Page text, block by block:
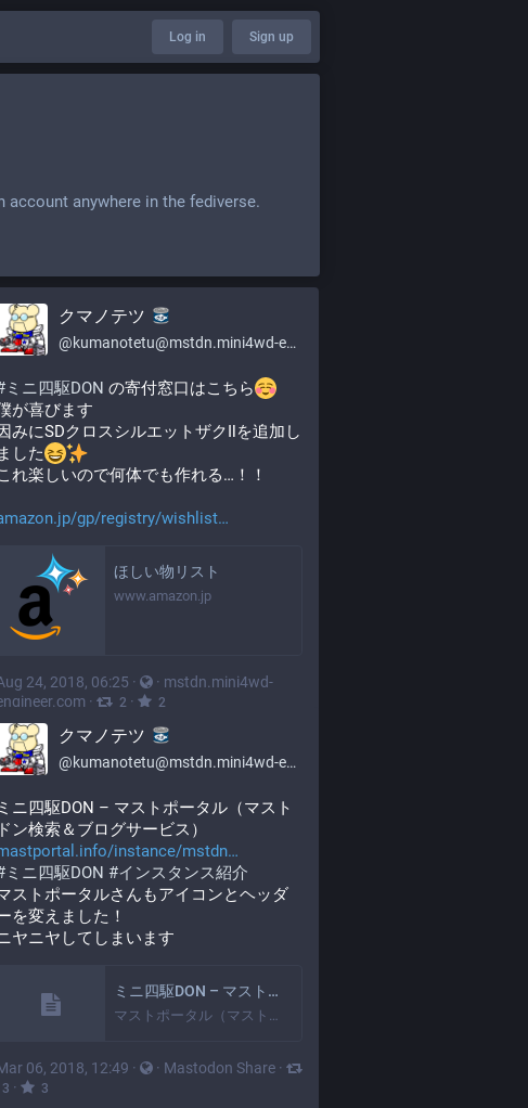
Log in Sign up
anywhere in the fediverse.
クマノテツ
@kumanotetu@mstdn.mini4wd-engineer.com
ミニ四駆DON の寄付窓口はこちら
が喜びます
みにSDクロスシルエットザクⅡを追加し
ました
れ楽しいので何体でも作れる…！！
gp/registry/wishlist
ほしい物リスト
www.amazon.jp
24, 2018, 06:25 · · mstdn.mini4wd-
· 2 · 2
クマノテツ
@kumanotetu@mstdn.mini4wd-engineer.com
ミニ四駆DON – マストポータル（マスト
ドン検索＆ブログサービス）
instance/mstdn
ミニ四駆DON #インスタンス紹介
ストポータルさんもアイコンとヘッダ
を変えました！
ヤニヤしてしまいます
ミニ四駆DON – マストポータル（マストドン検索＆ブログサービス）
マストポータル（マストドン検索＆ブログサービス）
06, 2018, 12:49 · · Mastodon Share ·
3 · 3